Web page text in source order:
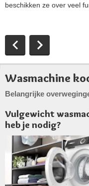
beschikken ze over veel
Wasmachine
Belangrijke
Vulgewicht
heb je nodig?